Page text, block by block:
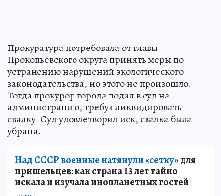
Прокуратура потребовала от главы
Прокопьевского округа принять меры по
устранению нарушений экологического
законодательства, но этого не произошло.
Тогда прокурор города подал в суд на
администрацию, требуя ликвидировать
свалку. Суд удовлетворил иск, свалка была
убрана.
Над СССР военные натянули «сетку»для
пришельцев: как страна 13 лет тайно
искала и изучала инопланетных гостей